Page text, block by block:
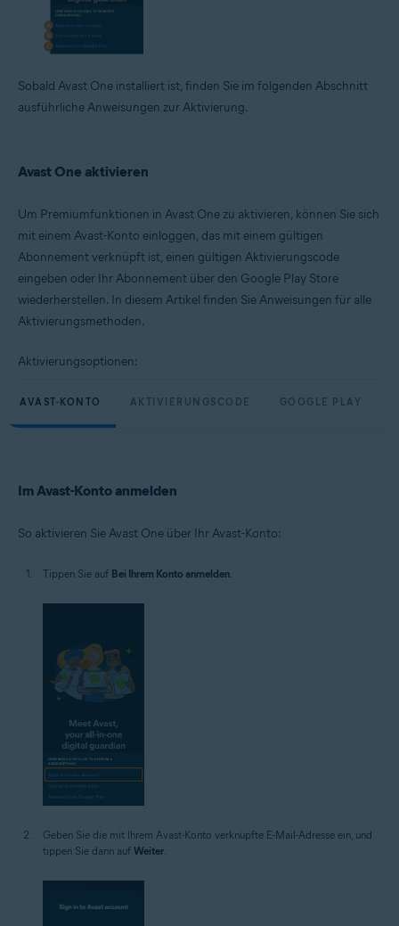
Sobald Avast One installiert ist, finden Sie im folgenden Abschnitt
ausführliche Anweisungen zur Aktivierung.
Avast One aktivieren
Um Premiumfunktionen in Avast One zu aktivieren, können Sie sich
mit einem Avast-Konto einloggen, das mit einem gültigen
Abonnement verknüpft ist, einen gültigen Aktivierungscode
eingeben oder Ihr Abonnement über den Google Play Store
wiederherstellen. In diesem Artikel finden Sie Anweisungen für alle
Aktivierungsmethoden.
Aktivierungsoptionen:
AVAST-KONTO AKTIVIERUNGSCODE GOOGLE PLAY
Im Avast-Konto anmelden
So aktivieren Sie Avast One über Ihr Avast-Konto:
Tippen Sie auf Bei Ihrem Konto anmelden
Geben Sie die mit Ihrem Avast-Konto verknüpfte E-Mail-Adresse ein, und
tippen Sie dann auf Weiter.